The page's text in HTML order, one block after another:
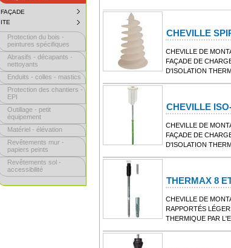
FAÇADE
SUBMENU
COLLAPSED.
CLICK
TO
EXPAND
ITE
CLICK
EXPAND
SUBMENU.
Protection du bois -
peintures spécifiques
Abrasifs - décapants -
nettoyants
Enduits - colles - mastics
Protection des chantiers -
EPI
Outillage - petit
équipement
Matériel - élévation
Revêtements mur -
papiers peints
Revêtements sol -
accessibilité
CHEVILLE
CHEVILLE DE
FAÇADE DE
D'ISOLATION
CHEVILLE
CHEVILLE DE
FAÇADE DE
D'ISOLATION
THERMAX 8
CHEVILLE DE
RAPPORTÉS
THERMIQUE PAR